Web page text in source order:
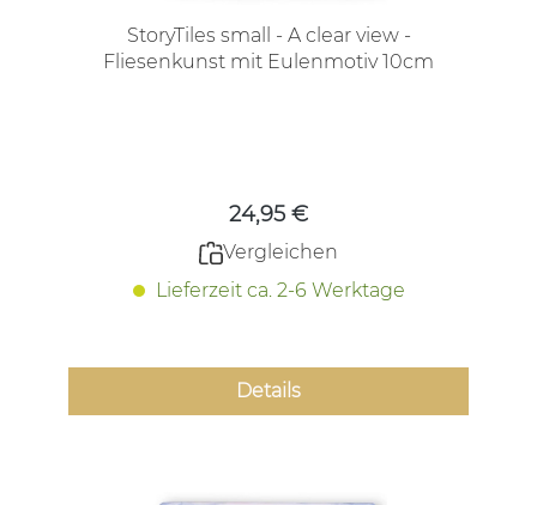
StoryTiles small - A clear view -
Fliesenkunst mit Eulenmotiv 10cm
24,95 €
Vergleichen
Lieferzeit ca. 2-6 Werktage
Details